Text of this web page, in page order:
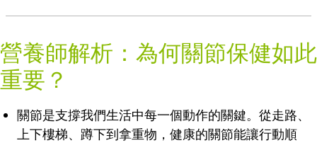
營養師解析：為何關節保健如此
重要？
關節是支撐我們生活中每一個動作的關鍵。從走路、
上下樓梯、蹲下到拿重物，健康的關節能讓行動順